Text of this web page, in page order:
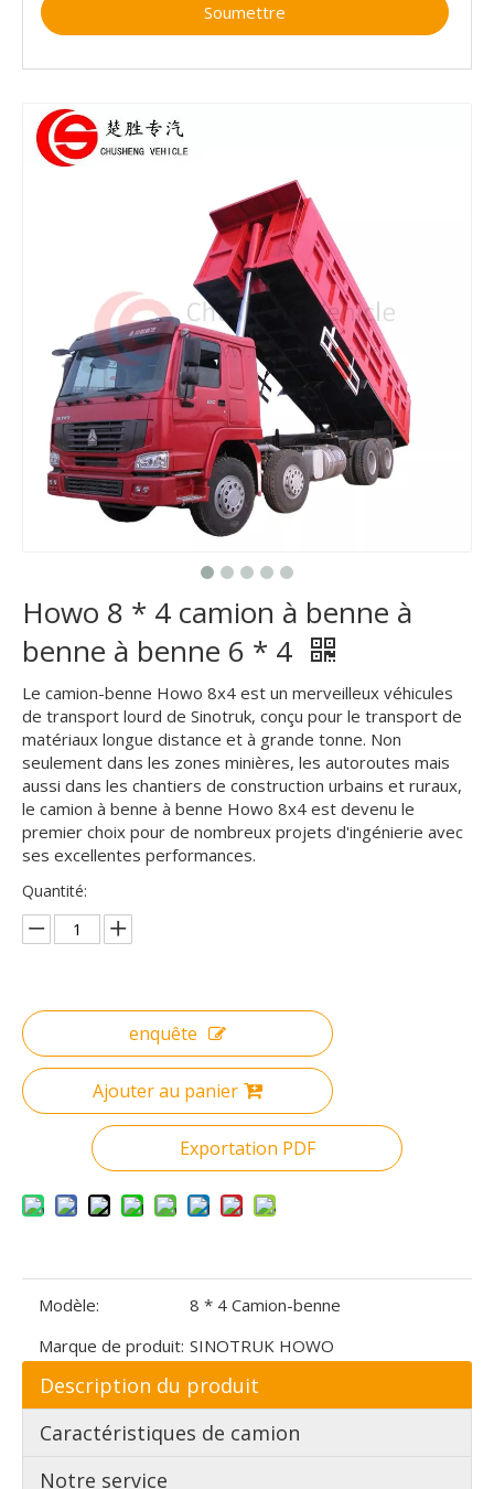
Soumettre
Howo 8 * 4 camion à benne à
benne à benne 6 * 4
Le camion-benne Howo 8x4 est un merveilleux véhicules
de transport lourd de Sinotruk, conçu pour le transport de
matériaux longue distance et à grande tonne. Non
seulement dans les zones minières, les autoroutes mais
aussi dans les chantiers de construction urbains et ruraux,
le camion à benne à benne Howo 8x4 est devenu le
premier choix pour de nombreux projets d'ingénierie avec
ses excellentes performances.
Quantité:
enquête
Ajouter au panier
Exportation PDF
Modèle:
8 * 4 Camion-benne
Marque de produit: SINOTRUK HOWO
Description du produit
Caractéristiques de camion
Notre service